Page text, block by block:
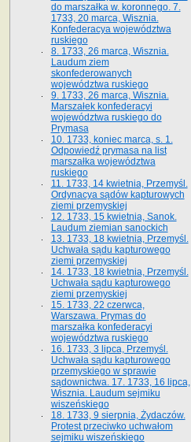
do marszałka w. koronnego. 7.
1733, 20 marca, Wisznia.
Konfederacya województwa
ruskiego
8. 1733, 26 marca, Wisznia.
Laudum ziem
skonfederowanych
województwa ruskiego
9. 1733, 26 marca, Wisznia.
Marszałek konfederacyi
województwa ruskiego do
Prymasa
10. 1733, koniec marca, s. 1.
Odpowiedź prymasa na list
marszałka województwa
ruskiego
11. 1733, 14 kwietnia, Przemyśl.
Ordynacya sądów kapturowych
ziemi przemyskiej
12. 1733, 15 kwietnia, Sanok.
Laudum ziemian sanockich
13. 1733, 18 kwietnia, Przemyśl.
Uchwała sądu kapturowego
ziemi przemyskiej
14. 1733, 18 kwietnia, Przemyśl.
Uchwała sądu kapturowego
ziemi przemyskiej
15. 1733, 22 czerwca,
Warszawa. Prymas do
marszałka konfederacyi
województwa ruskiego
16. 1733, 3 lipca, Przemyśl.
Uchwała sądu kapturowego
przemyskiego w sprawie
sądownictwa. 17. 1733, 16 lipca,
Wisznia. Laudum sejmiku
wiszeńskiego
18. 1733, 9 sierpnia, Żydaczów.
Protest przeciwko uchwałom
sejmiku wiszeńskiego